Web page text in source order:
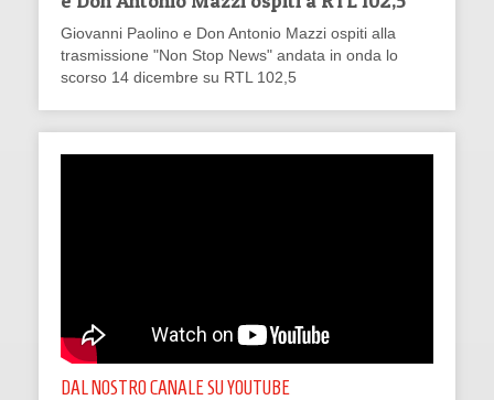
Giovanni Paolino e Don Antonio Mazzi ospiti alla
trasmissione "Non Stop News" andata in onda lo
scorso 14 dicembre su RTL 102,5
DAL NOSTRO CANALE SU YOUTUBE